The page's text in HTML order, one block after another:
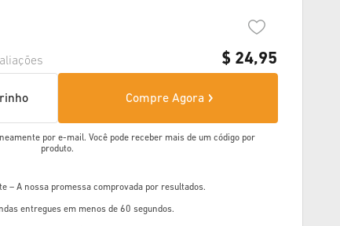
$ 24,95
Compre Agora
por e-mail. Você pode receber mais de um código por
produto.
– A nossa promessa comprovada por resultados.
entregues em menos de 60 segundos.